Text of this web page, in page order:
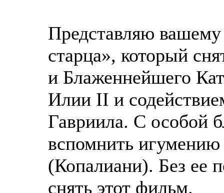
Представляю
старца», который
и Блаженнейшего
Илии II и
Гавриила. С особой
вспомнить
(Копалиани). Без ее
снять этот фильм.